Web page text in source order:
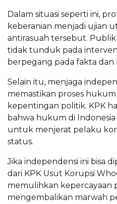
Dalam situasi seperti ini,
keberanian menjadi ujian
antirasuah tersebut.
tidak tunduk pada
berpegang pada fakta
Selain itu, menjaga
memastikan proses
kepentingan politik. KPK
bahwa hukum di
untuk menjerat pelaku
status.
Jika independensi ini bisa
dari KPK Usut Korupsi
memulihkan kepercayaan
mengembalikan marwah